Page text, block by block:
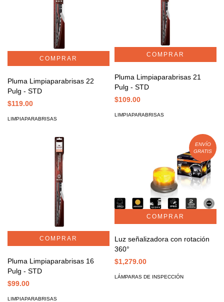
Pluma Limpiaparabrisas 22
Pulg - STD
$119.00
LIMPIAPARABRISAS
Pluma Limpiaparabrisas 21
Pulg - STD
$109.00
LIMPIAPARABRISAS
Pluma Limpiaparabrisas 16
Pulg - STD
$99.00
LIMPIAPARABRISAS
ENVÍO
GRATIS
Luz señalizadora con rotación
360°
$1,279.00
LÁMPARAS DE INSPECCIÓN